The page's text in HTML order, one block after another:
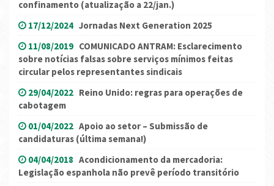
confinamento (atualização a 22/jan.)
17/12/2024 Jornadas Next Generation 2025
11/08/2019 COMUNICADO ANTRAM: Esclarecimento
sobre notícias falsas sobre serviços mínimos feitas
circular pelos representantes sindicais
29/04/2022 Reino Unido: regras para operações de
cabotagem
01/04/2022 Apoio ao setor – Submissão de
candidaturas (última semana!)
04/04/2018 Acondicionamento da mercadoria:
Legislação espanhola não prevê período transitório